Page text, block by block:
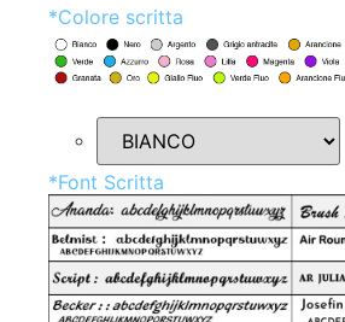
*Colore scritta
*Font Scritta